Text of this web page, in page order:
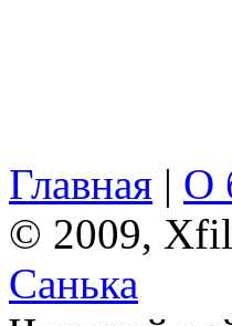
Главная | О
© 2009,
Санька